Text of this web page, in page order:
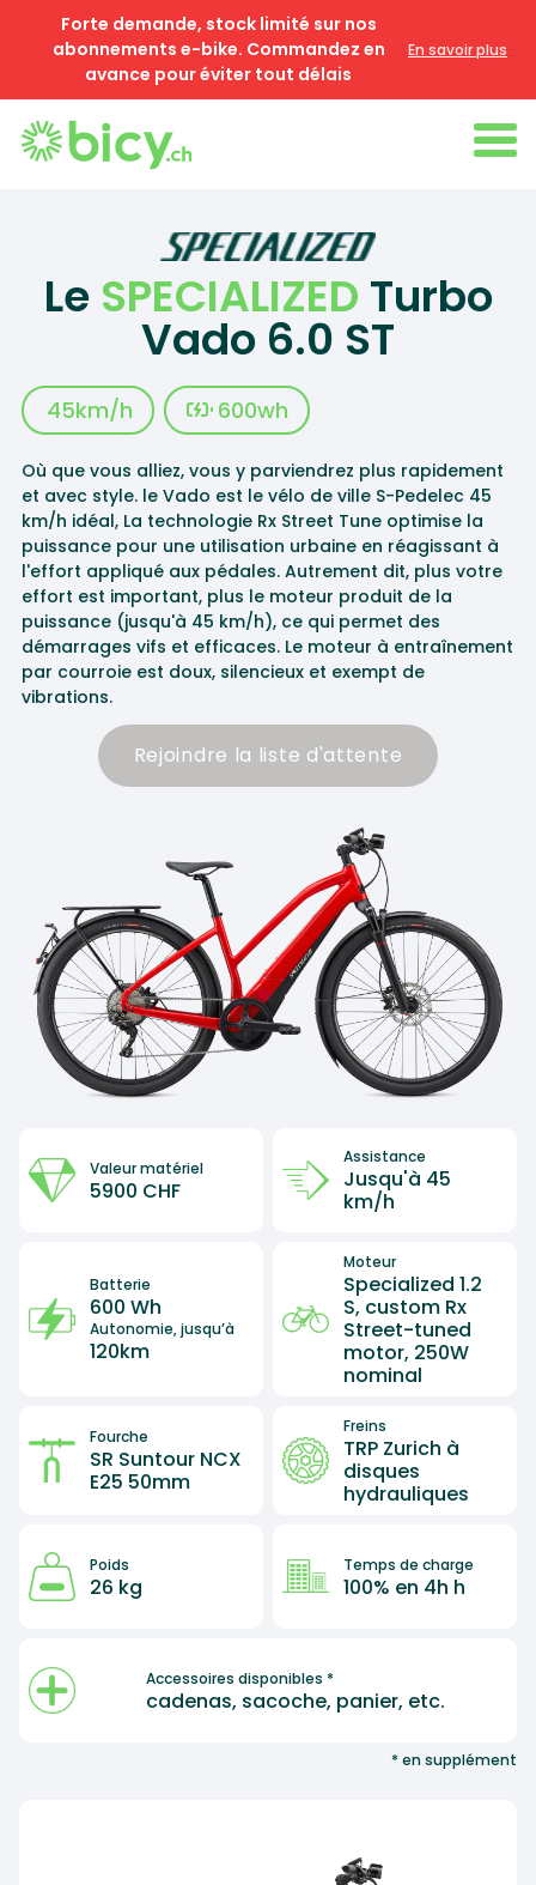
Forte demande, stock limité sur nos
abonnements e-bike. Commandez en
avance pour éviter tout délais
En savoir plus
Le SPECIALIZED Turbo
Vado 6.0 ST
45km/h 600wh
Où que vous alliez, vous y parviendrez plus rapidement
et avec style. le Vado est le vélo de ville S-Pedelec 45
km/h idéal, La technologie Rx Street Tune optimise la
puissance pour une utilisation urbaine en réagissant à
l'effort appliqué aux pédales. Autrement dit, plus votre
effort est important, plus le moteur produit de la
puissance (jusqu'à 45 km/h), ce qui permet des
démarrages vifs et efficaces. Le moteur à entraînement
par courroie est doux, silencieux et exempt de
vibrations.
Rejoindre la liste d'attente
Valeur matériel
5900 CHF
Assistance
Jusqu'à 45
km/h
Batterie
600 Wh
Autonomie, jusqu’à
120km
Moteur
Specialized 1.2
S, custom Rx
Street-tuned
motor, 250W
nominal
Fourche
SR Suntour NCX
E25 50mm
Freins
TRP Zurich à
disques
hydrauliques
Poids
26 kg
Temps de charge
100% en 4h h
Accessoires disponibles *
cadenas, sacoche, panier, etc.
* en supplément